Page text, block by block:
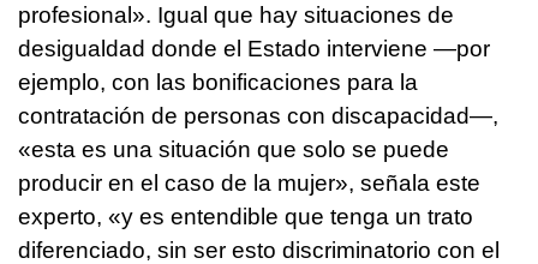
profesional». Igual que hay situaciones de
desigualdad donde el Estado interviene —por
ejemplo, con las bonificaciones para la
contratación de personas con discapacidad—,
«esta es una situación que solo se puede
producir en el caso de la mujer», señala este
experto, «y es entendible que tenga un trato
diferenciado, sin ser esto discriminatorio con el